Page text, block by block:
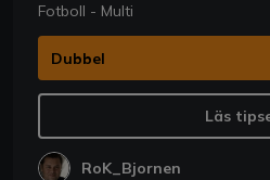
Fotboll - Multi
Dubbel
Läs
RoK_Bjornen